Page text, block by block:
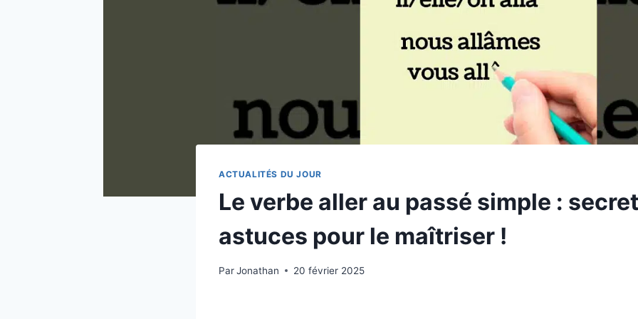
ACTUALITÉS DU JOUR
Le verbe aller au passé simple :
astuces pour le maîtriser !
ParJonathan 20 février 2025